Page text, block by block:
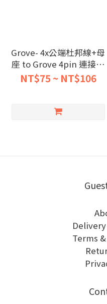
Grove- 4x公端杜邦線+母
座 to Grove 4pin 連接線
20cm 30cm(5條/包)
NT$75 ~ NT$106
Terms